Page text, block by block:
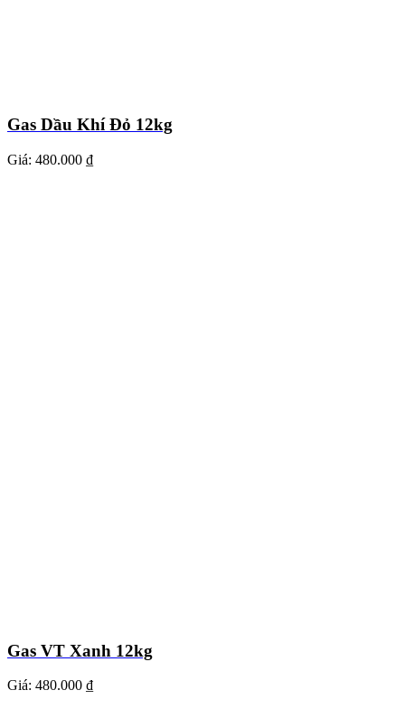
Gas Dầu Khí Đỏ 12kg
Giá: 480.000 ₫
Gas VT Xanh 12kg
Giá: 480.000 ₫